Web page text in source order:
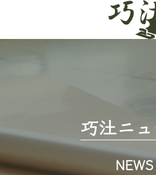
巧汢ニ
NEWS